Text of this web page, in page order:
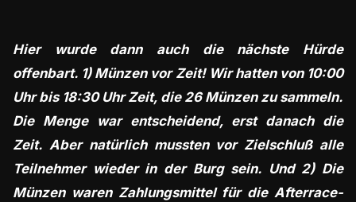
Hier wurde dann auch die nächste Hürde
offenbart. 1) Münzen vor Zeit! Wir hatten von 10:00
Uhr bis 18:30 Uhr Zeit, die 26 Münzen zu sammeln.
Die Menge war entscheidend, erst danach die
Zeit. Aber natürlich mussten vor Zielschluß alle
Teilnehmer wieder in der Burg sein. Und 2) Die
Münzen waren Zahlungsmittel für die Afterrace-